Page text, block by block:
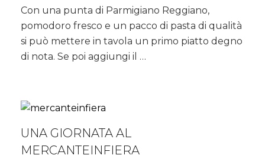
magia
del
Parmigiano
Reggiano!
Con una punta di Parmigiano Reggiano,
pomodoro fresco e un pacco di pasta di qualità
si può mettere in tavola un primo piatto degno
di nota. Se poi aggiungi il …
UNA GIORNATA AL
MERCANTEINFIERA